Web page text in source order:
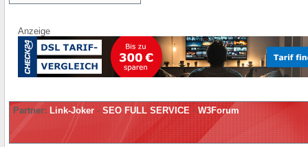
Anzeige
Partner: Link-Joker - SEO FULL SERVICE - W3Forum